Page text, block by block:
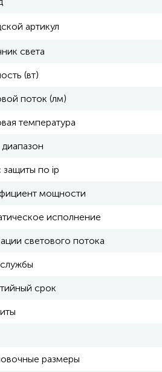
артикул
света
(вт)
поток (лм)
температура
защиты по ip
мощности
исполнение
светового потока
срок
размеры